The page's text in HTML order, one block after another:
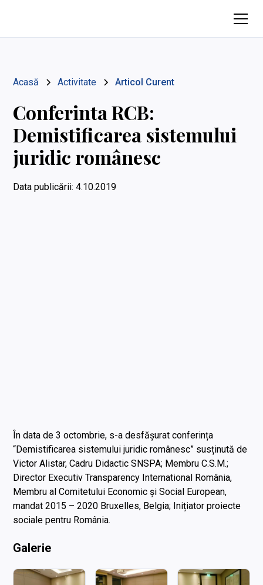
Acasă Activitate Articol Curent
Conferinta RCB:
Demistificarea sistemului
juridic românesc
Data publicării: 4.10.2019
În data de 3 octombrie, s-a desfășurat conferința
“Demistificarea sistemului juridic românesc” susținută de
Victor Alistar, Cadru Didactic SNSPA; Membru C.S.M.;
Director Executiv Transparency International România,
Membru al Comitetului Economic și Social European,
mandat 2015 – 2020 Bruxelles, Belgia; Inițiator proiecte
sociale pentru România.
Galerie